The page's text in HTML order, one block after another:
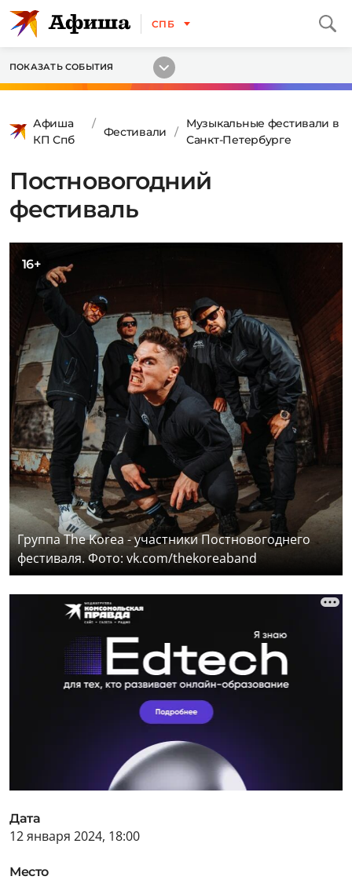
СПБ
ПОКАЗАТЬ СОБЫТИЯ
Афиша
КП Спб
Фестивали
Музыкальные фестивали в
Санкт-Петербурге
Постновогодний
фестиваль
16+
Группа The Korea - участники Постновогоднего
фестиваля. Фото: vk.com/thekoreaband
Дата
12 января 2024, 18:00
Место